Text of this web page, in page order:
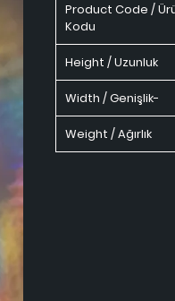
Product Code /
Kodu
Height / Uzunluk
Width / Genişlik-
Weight / Ağırlık